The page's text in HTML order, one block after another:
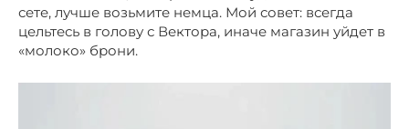
сете, лучше возьмите немца. Мой совет: всегда
цельтесь в голову с Вектора, иначе магазин уйдет в
«молоко» брони.